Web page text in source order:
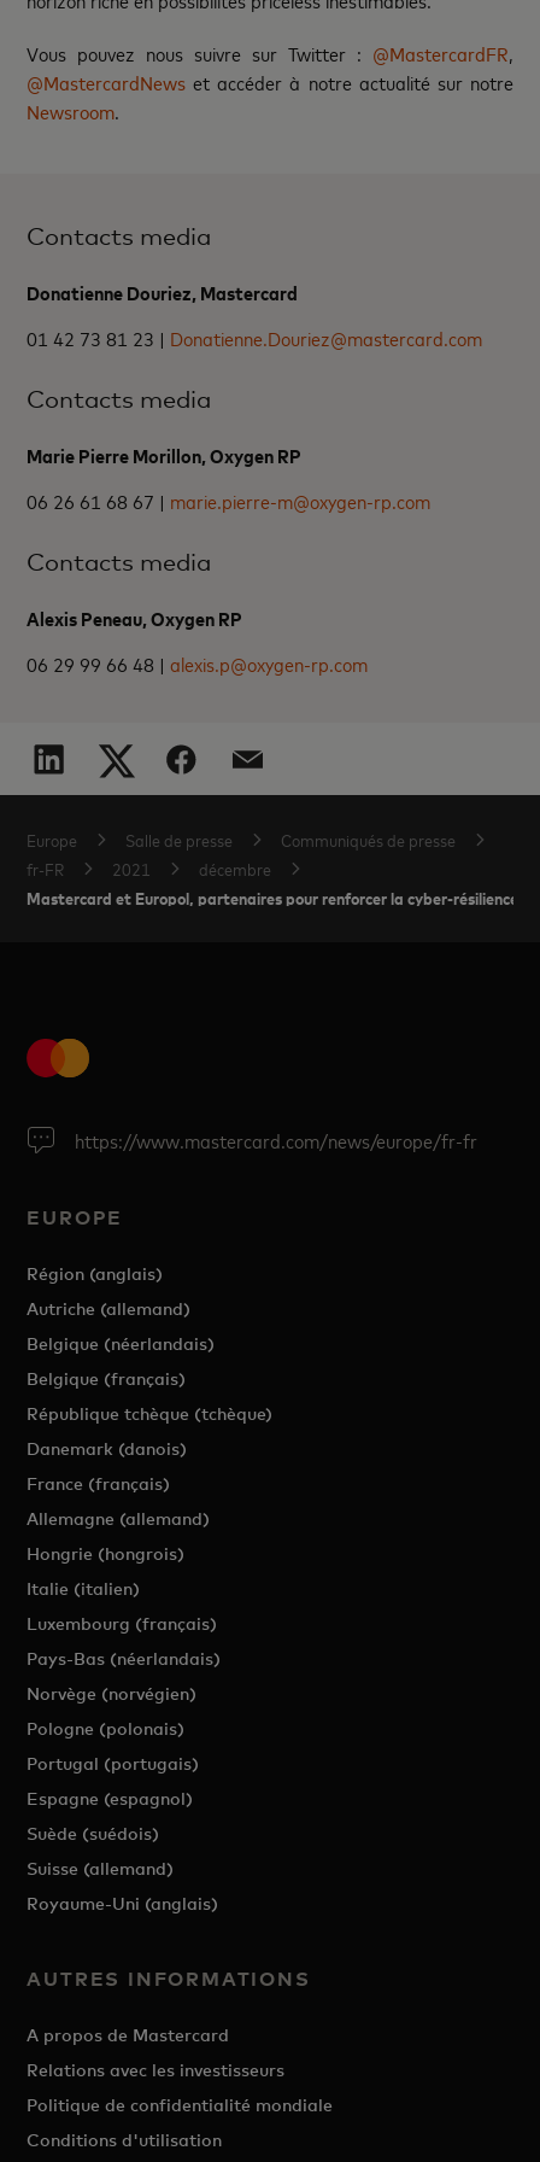
Vous pouvez nous suivre sur Twitter : @MastercardFR,
@MastercardNews et accéder à notre actualité sur notre
Newsroom.
Contacts media
Donatienne Douriez, Mastercard
01 42 73 81 23 | Donatienne.Douriez@mastercard.com
Contacts media
Marie Pierre Morillon, Oxygen RP
06 26 61 68 67 | marie.pierre-m@oxygen-rp.com
Contacts media
Alexis Peneau, Oxygen RP
06 29 99 66 48 |alexis.p@oxygen-rp.com
Europe Salle de presse
Communiqués de presse
fr-FR
2021 décembre
Mastercard et Europol, partenaires pour renforcer la cyber-résilience
https://www.mastercard.com/news/europe/fr-fr
EUROPE
Région (anglais)
Autriche (allemand)
Belgique (néerlandais)
Belgique (français)
République tchèque (tchèque)
Danemark (danois)
France (français)
Allemagne (allemand)
Hongrie (hongrois)
Italie (italien)
Luxembourg (français)
Pays-Bas (néerlandais)
Norvège (norvégien)
Pologne (polonais)
Portugal (portugais)
Espagne (espagnol)
Suède (suédois)
Suisse (allemand)
Royaume-Uni (anglais)
AUTRES INFORMATIONS
A propos de Mastercard
Relations avec les investisseurs
Politique de confidentialité mondiale
Conditions d'utilisation